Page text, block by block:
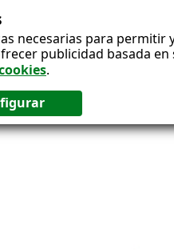
necesarias para
publicidad basada
.